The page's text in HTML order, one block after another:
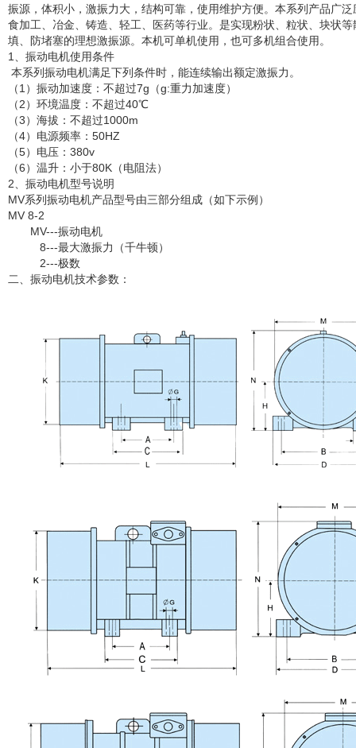
振源，体积小，激振力大，结构可靠，使用维护方便。本系列产品广
食加工、冶金、铸造、轻工、医药等行业。是实现粉状、粒状、块状
填、防堵塞的理想激振源。本机可单机使用，也可多机组合使用。
1、振动电机使用条件
本系列振动电机满足下列条件时，能连续输出额定激振力。
（1）振动加速度：不超过7g（g:重力加速度）
（2）环境温度：不超过40℃
（3）海拔：不超过1000m
（4）电源频率：50HZ
（5）电压：380v
（6）温升：小于80K（电阻法）
2、振动电机型号说明
MV系列振动电机产品型号由三部分组成（如下示例）
MV 8-2
MV---振动电机
8---最大激振力（千牛顿）
2---极数
二、振动电机技术参数：